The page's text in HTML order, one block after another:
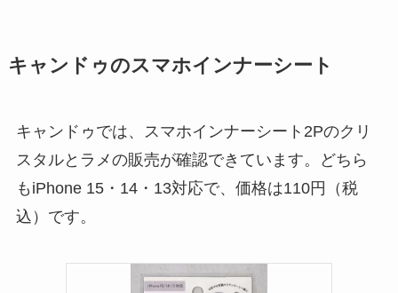
セリア等でポイズン
を解説！
【100均】ダイソー/
セリア等でフロアラ
を徹底ガイド！
キャンドゥのスマホインナーシート
キャンドゥでは、スマホインナーシート2Pのクリ
スタルとラメの販売が確認できています。どちら
もiPhone 15・14・13対応で、価格は110円（税
込）です。